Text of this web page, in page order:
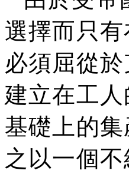
選擇而只
必須屈從
建立在工
基礎上的
之以一個